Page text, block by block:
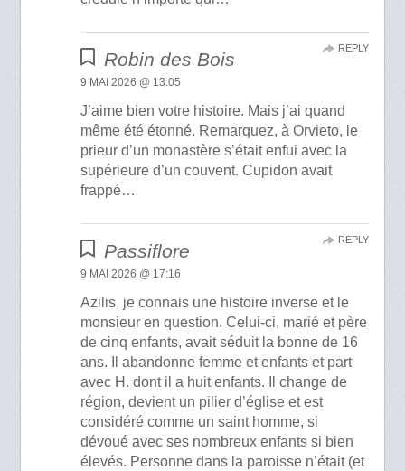
Robin des Bois
9 MAI 2026 @ 13:05
J’aime bien votre histoire. Mais j’ai quand
même été étonné. Remarquez, à Orvieto, le
prieur d’un monastère s’était enfui avec la
supérieure d’un couvent. Cupidon avait
frappé…
REPLY
Passiflore
9 MAI 2026 @ 17:16
Azilis, je connais une histoire inverse et le
monsieur en question. Celui-ci, marié et père
de cinq enfants, avait séduit la bonne de 16
ans. Il abandonne femme et enfants et part
avec H. dont il a huit enfants. Il change de
région, devient un pilier d’église et est
considéré comme un saint homme, si
dévoué avec ses nombreux enfants si bien
élevés. Personne dans la paroisse n’était (et
REPLY